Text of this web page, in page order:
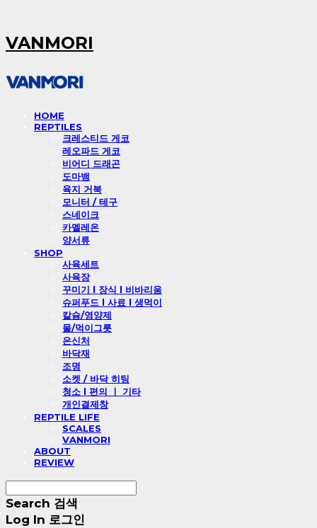
VANMORI
HOME
REPTILES
크레스티드 게코
레오파드 게코
비어디 드래곤
도마뱀
육지 거북
모니터 / 테구
스네이크
카멜레온
양서류
SHOP
사육세트
사육장
꾸미기 l 장식 l 비바리움
슈퍼푸드 l 사료 l 생먹이
칼슘/영양제
물/먹이그릇
은신처
바닥재
조명
소켓 / 바닥 히팅
청소 l 편의 ㅣ 기타
개인결제창
REPTILE LIFE
SCALES
VANMORI
ABOUT
REVIEW
Search 검색
Log In 로그인